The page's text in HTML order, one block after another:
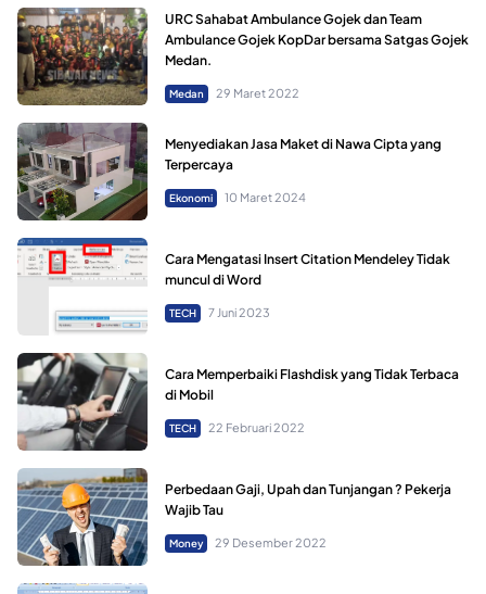
URC Sahabat Ambulance Gojek dan Team
Ambulance Gojek KopDar bersama Satgas Gojek
Medan.
Medan 29 Maret 2022
Menyediakan Jasa Maket di Nawa Cipta yang
Terpercaya
Ekonomi 10 Maret 2024
Cara Mengatasi Insert Citation Mendeley Tidak
muncul di Word
TECH 7 Juni 2023
Cara Memperbaiki Flashdisk yang Tidak Terbaca
di Mobil
TECH 22 Februari 2022
Perbedaan Gaji, Upah dan Tunjangan ? Pekerja
Wajib Tau
Money 29 Desember 2022